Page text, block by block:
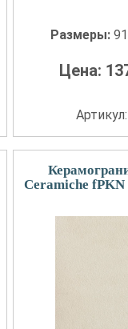
Размеры:
Цена:
Ceramiche fPKN